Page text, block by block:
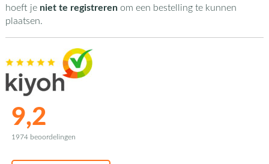
hoeft je niet te registrerenom een bestelling te kunnen
plaatsen.
9,2
1974 beoordelingen